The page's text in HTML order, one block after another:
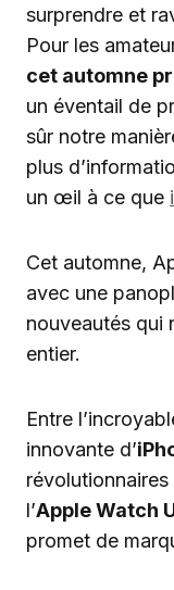
surprendre et
Pour les
cet automne
un éventail de
sûr notre
plus
un œil à ce que
Cet automne,
avec une
nouveautés qui
entier.
Entre
innovante d’
l’Apple Watch
promet de